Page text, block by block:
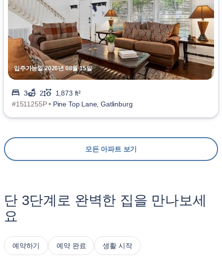
입주가능일 2026년 08월 15일
3 2
1,873 ft²
#1511255P • Pine Top Lane, Gatlinburg
모든 아파트 보기
단 3단계로 완벽한 집을 만나보세
요
예약하기 예약 완료 생활 시작